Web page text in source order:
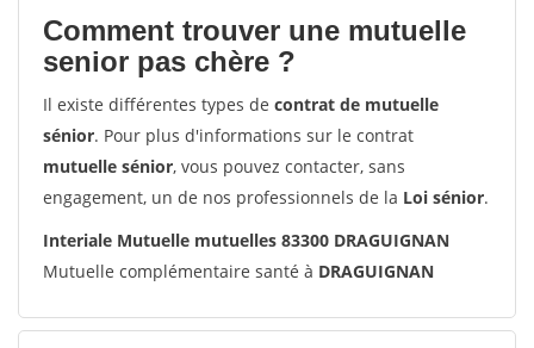
Comment trouver une mutuelle
senior pas chère ?
Il existe différentes types de contrat de mutuelle
sénior. Pour plus d'informations sur le contrat
mutuelle sénior, vous pouvez contacter, sans
engagement, un de nos professionnels de la Loi sénior.
Interiale Mutuelle mutuelles 83300 DRAGUIGNAN
Mutuelle complémentaire santé à DRAGUIGNAN